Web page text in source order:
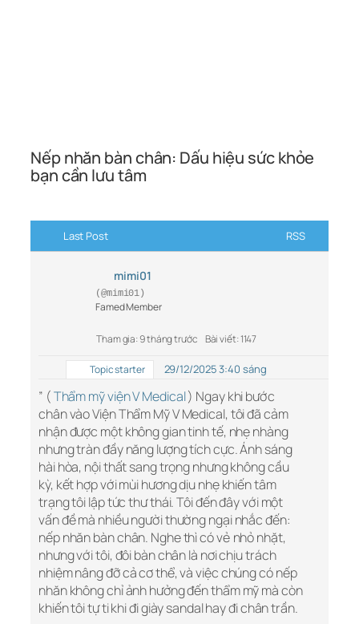
Nếp nhăn bàn chân: Dấu hiệu sức khỏe
bạn cần lưu tâm
Last Post RSS
mimi01
(@mimi01)
Famed Member
Tham gia: 9 tháng trước Bài viết: 1147
Topic starter 29/12/2025 3:40 sáng
” (Thẩm mỹ viện V Medical) Ngay khi bước
chân vào Viện Thẩm Mỹ V Medical, tôi đã cảm
nhận được một không gian tinh tế, nhẹ nhàng
nhưng tràn đầy năng lượng tích cực. Ánh sáng
hài hòa, nội thất sang trọng nhưng không cầu
kỳ, kết hợp với mùi hương dịu nhẹ khiến tâm
trạng tôi lập tức thư thái. Tôi đến đây với một
vấn đề mà nhiều người thường ngại nhắc đến:
nếp nhăn bàn chân. Nghe thì có vẻ nhỏ nhặt,
nhưng với tôi, đôi bàn chân là nơi chịu trách
nhiệm nâng đỡ cả cơ thể, và việc chúng có nếp
nhăn không chỉ ảnh hưởng đến thẩm mỹ mà còn
khiến tôi tự ti khi đi giày sandal hay đi chân trần.